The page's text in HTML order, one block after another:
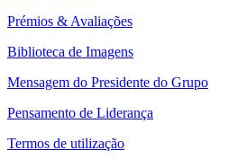
Prémios & Avaliações
Biblioteca de Imagens
Mensagem do Presidente do Grupo
Pensamento de Liderança
Termos de utilização